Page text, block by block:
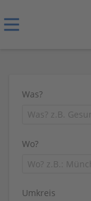
Was?
Wo?
Umkreis